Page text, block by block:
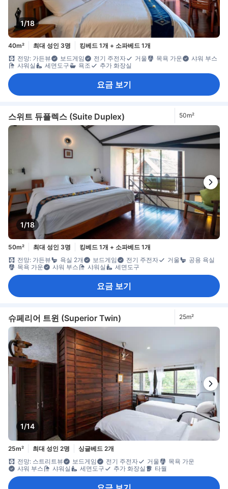
1/18
40m² 최대 성인 3명
킹베드 1개 + 소파베드 1개
전망: 가든뷰
보드게임 전기 주전자 거울 목욕 가운
샤워 부스
샤워실
세면도구 욕조 추가 화장실
요금 보기
스위트 듀플렉스 (Suite Duplex) 50m²
1/18
50m² 최대 성인 3명
킹베드 1개 + 소파베드 1개
전망: 가든뷰
욕실 2개 보드게임 전기 주전자 거울
공용 욕실
목욕 가운
샤워 부스 샤워실 세면도구
요금 보기
슈페리어 트윈 (Superior Twin) 25m²
1/14
25m² 최대 성인 2명
싱글베드 2개
전망: 스트리트뷰
보드게임 전기 주전자 거울
목욕 가운
샤워 부스
샤워실 세면도구 추가 화장실 타월